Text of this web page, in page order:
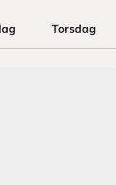
Torsdag